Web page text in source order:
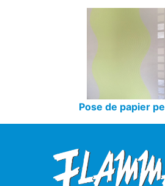
Pose de papier